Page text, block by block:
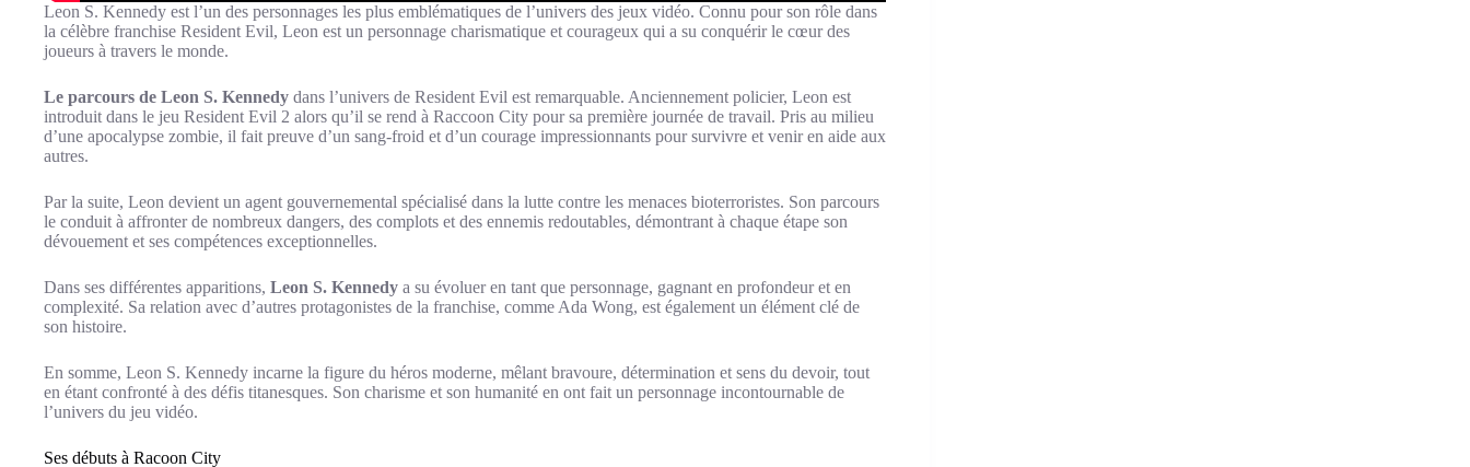
Leon S. Kennedy est l’un des personnages les plus emblématiques de l’univers des jeux vidéo. Connu pour son rôle dans
la célèbre franchise Resident Evil, Leon est un personnage charismatique et courageux qui a su conquérir le cœur des
joueurs à travers le monde.
Le parcours de Leon S. Kennedy dans l’univers de Resident Evil est remarquable. Anciennement policier, Leon est
introduit dans le jeu Resident Evil 2 alors qu’il se rend à Raccoon City pour sa première journée de travail. Pris au milieu
d’une apocalypse zombie, il fait preuve d’un sang-froid et d’un courage impressionnants pour survivre et venir en aide aux
autres.
Par la suite, Leon devient un agent gouvernemental spécialisé dans la lutte contre les menaces bioterroristes. Son parcours
le conduit à affronter de nombreux dangers, des complots et des ennemis redoutables, démontrant à chaque étape son
dévouement et ses compétences exceptionnelles.
Dans ses différentes apparitions, Leon S. Kennedy a su évoluer en tant que personnage, gagnant en profondeur et en
complexité. Sa relation avec d’autres protagonistes de la franchise, comme Ada Wong, est également un élément clé de
son histoire.
En somme, Leon S. Kennedy incarne la figure du héros moderne, mêlant bravoure, détermination et sens du devoir, tout
en étant confronté à des défis titanesques. Son charisme et son humanité en ont fait un personnage incontournable de
l’univers du jeu vidéo.
Ses débuts à Racoon City